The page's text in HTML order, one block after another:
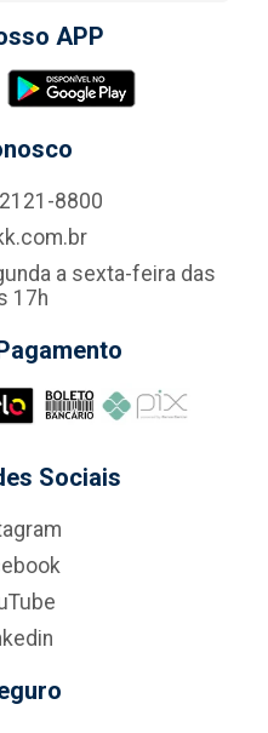
APP
8800
a sexta-feira das
17h
Sociais